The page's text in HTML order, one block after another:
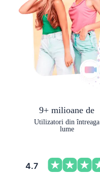
9+ milioane de
Utilizatori din întreaga
lume
4.7